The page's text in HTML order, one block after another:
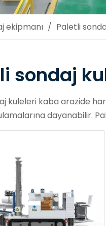
ekipmanı / Paletli
sondaj
kuleleri kaba arazide
dayanabilir.